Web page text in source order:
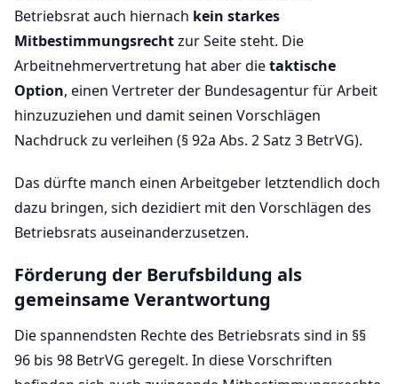
Betriebsrat auch hiernach kein starkes
Mitbestimmungsrechtzur Seite steht. Die
Arbeitnehmervertretung hat aber dietaktische
Option, einen Vertreter der Bundesagentur für Arbeit
hinzuzuziehen und damit seinen Vorschlägen
Nachdruck zu verleihen (§ 92a Abs. 2 Satz 3 BetrVG).
Das dürfte manch einen Arbeitgeber letztendlich doch
dazu bringen, sich dezidiert mit den Vorschlägen des
Betriebsrats auseinanderzusetzen.
Förderung der Berufsbildung als
gemeinsame Verantwortung
Die spannendsten Rechte des Betriebsrats sind in §§
96 bis 98 BetrVG geregelt. In diese Vorschriften